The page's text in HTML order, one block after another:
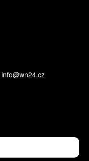
info@wn24.cz